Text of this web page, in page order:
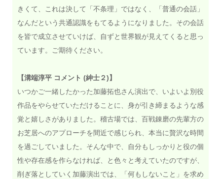
きくて、これは決して「不条理」ではなく、「普通の会話」
なんだという共通認識をもてるようになりました。その会話
を皆で成立させていけば、自ずと世界観が見えてくると思っ
ています。ご期待ください。
【溝端淳平 コメント (紳士２)】
いつかご一緒したかった加藤拓也さん演出で、いよいよ別役
作品をやらせていただけることに、身が引き締まるような感
覚と嬉しさがありました。稽古場では、百戦錬磨の先輩方の
お芝居へのアプローチを間近で感じられ、本当に贅沢な時間
を過ごしていました。そんな中で、自分もしっかりと役の個
性や存在感を作らなければ、と色々と考えていたのですが、
削ぎ落としていく加藤演出では、「何もしないこと」を求め